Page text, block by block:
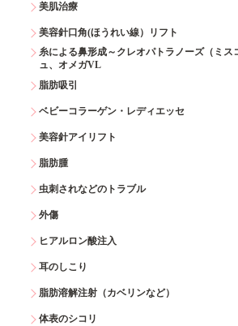
美肌治療
美容針口角(ほうれい線）リフト
糸による鼻形成～クレオパトラノーズ（ミ
ュ、オメガVL
脂肪吸引
ベビーコラーゲン・レディエッセ
美容針アイリフト
脂肪腫
虫刺されなどのトラブル
外傷
ヒアルロン酸注入
耳のしこり
脂肪溶解注射（カベリンなど）
体表のシコリ